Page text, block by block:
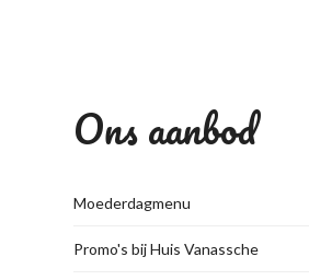
Ons aanbod
Moederdagmenu
Promo's bij Huis Vanassche